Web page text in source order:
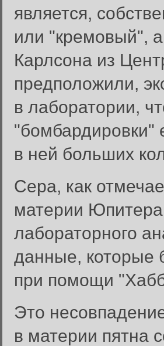
является,
или "кремовый", а
Карлсона из
предположили,
в лаборатории,
"бомбардировки"
в ней больших
Сера, как
материи Юпитера
лабораторного
данные, которые
при помощи
Это
в материи пятна